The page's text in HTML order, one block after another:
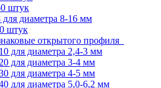
штук
диаметра 8-16 мм
штук
открытого профиля
для диаметра 2,4-3 мм
для диаметра 3-4 мм
для диаметра 4-5 мм
для диаметра 5,0-6,2 мм